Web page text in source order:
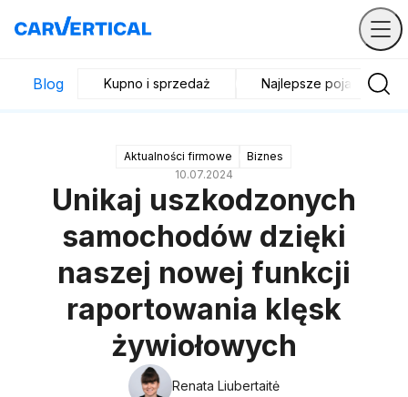
Blog Kupno i sprzedaż Najlepsze pojazdy
Aktualności firmowe
Biznes
10.07.2024
Unikaj uszkodzonych
samochodów dzięki
naszej nowej funkcji
raportowania klęsk
żywiołowych
Renata Liubertaitė